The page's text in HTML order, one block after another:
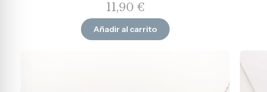
11,90 €
Añadir al carrito